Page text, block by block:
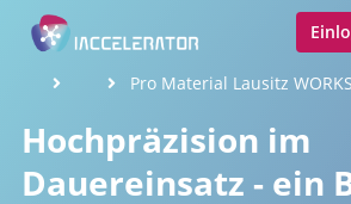
Pro Material Lausitz
Hochpräzision im
Dauereinsatz - ein